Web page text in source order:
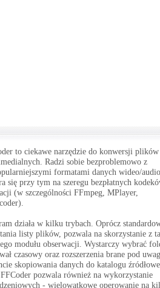
to ciekawe narzędzie do konwersji plików
Radzi sobie bezproblemowo z
formatami danych wideo/
się przy tym na szeregu bezpłatnych
(w szczególności FFmpeg, MPlayer,
działa w kilku trybach. Oprócz
listy plików, pozwala na skorzystanie z
modułu obserwacji. Wystarczy wybrać
czasowy oraz rozszerzenia brane pod
skopiowania danych do katalogu
pozwala również na wykorzystanie
- wielowątkowe operowanie na